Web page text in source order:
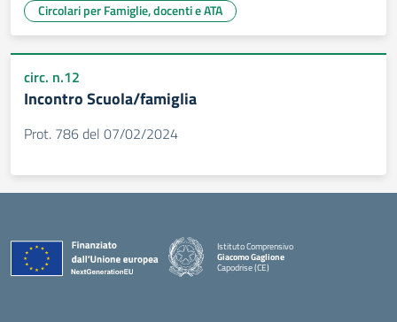
Circolari per Famiglie, docenti e ATA
circ. n.12
Incontro Scuola/famiglia
Prot. 786 del 07/02/2024
Istituto Comprensivo
Giacomo Gaglione
Capodrise (CE)
— Visita la pagina iniziale della scuola